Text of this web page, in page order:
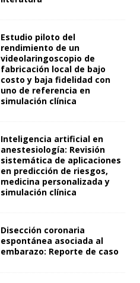
Estudio piloto del
rendimiento de un
videolaringoscopio de
fabricación local de bajo
costo y baja fidelidad con
uno de referencia en
simulación clínica
Inteligencia artificial en
anestesiología: Revisión
sistemática de aplicaciones
en predicción de riesgos,
medicina personalizada y
simulación clínica
Disección coronaria
espontánea asociada al
embarazo: Reporte de caso